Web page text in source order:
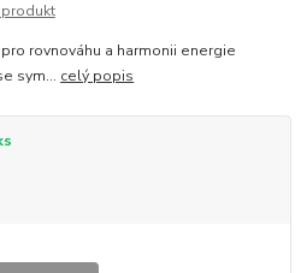
rovnováhu a harmonii energie
sym... celý popis